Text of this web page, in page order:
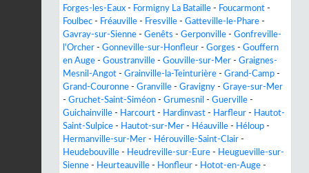
Forges-les-Eaux - Formigny La Bataille - Foucarmont -
Foulbec - Fréauville - Fresville - Gatteville-le-Phare -
Gavray-sur-Sienne - Genêts - Gerponville - Gonfreville-
l'Orcher - Gonneville-sur-Honfleur - Gorges - Gouffern
en Auge - Goustranville - Gouville-sur-Mer - Graignes-
Mesnil-Angot - Grainville-la-Teinturière - Grand-Camp -
Grand-Couronne - Granville - Gravigny - Graye-sur-Mer
- Gruchet-Saint-Siméon - Grumesnil - Guerville -
Guichainville - Harcourt - Hardinvast - Harfleur - Hautot-
Saint-Sulpice - Hautot-sur-Mer - Héauville - Héloup -
Hermanville-sur-Mer - Hérouville-Saint-Clair -
Heudebouville - Heudreville-sur-Eure - Heugueville-sur-
Sienne - Heurteauville - Honfleur - Hotot-en-Auge -